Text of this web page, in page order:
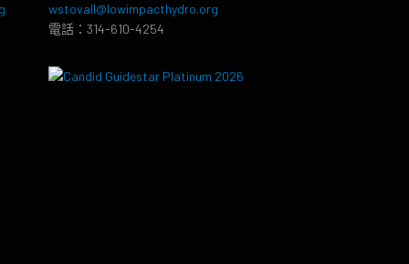
wstovall@lowimpacthydro.org
電話：314-610-4254